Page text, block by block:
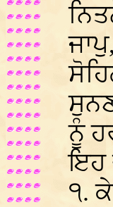
ਨੂੰ
ਇਹ
੧.